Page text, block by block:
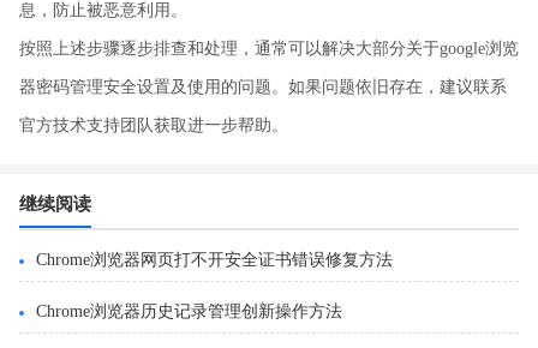
息，防止被恶意利用。
按照上述步骤逐步排查和处理，通常可以解决大部分关于google浏览
器密码管理安全设置及使用的问题。如果问题依旧存在，建议联系
官方技术支持团队获取进一步帮助。
继续阅读
Chrome浏览器网页打不开安全证书错误修复方法
Chrome浏览器历史记录管理创新操作方法